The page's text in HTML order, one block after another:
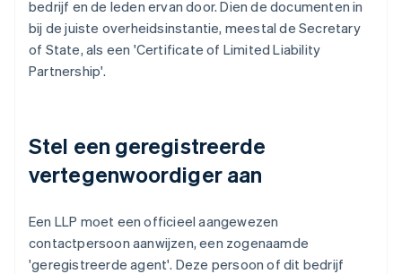
bedrijf en de leden ervan door. Dien de documenten in
bij de juiste overheidsinstantie, meestal de Secretary
of State, als een 'Certificate of Limited Liability
Partnership'.
Stel een geregistreerde
vertegenwoordiger aan
Een LLP moet een officieel aangewezen
contactpersoon aanwijzen, een zogenaamde
'geregistreerde agent'. Deze persoon of dit bedrijf